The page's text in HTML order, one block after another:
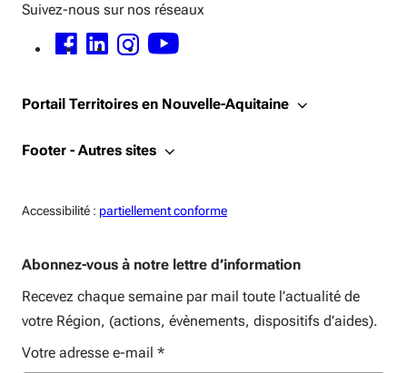
Suivez-nous sur nos réseaux
FACEBOOK - OUVERTURE DANS UNE NOUVELLE FENÊTRE
LINKEDIN - OUVERTURE DANS UNE NOUVELLE FENÊTRE
INSTAGRAM - OUVERTURE DANS UNE NOUVELLE FENÊTRE
YOUTUBE - OUVERTURE DANS UNE NOUVELLE FENÊTRE
Portail Territoires en Nouvelle-Aquitaine
Footer - Autres sites
Accessibilité : Accessiblité:
partiellement conforme
Abonnez-vous à notre lettre d’information
Recevez chaque semaine par mail toute l’actualité de
votre Région, (actions, évènements, dispositifs d’aides).
Votre adresse e-mail *